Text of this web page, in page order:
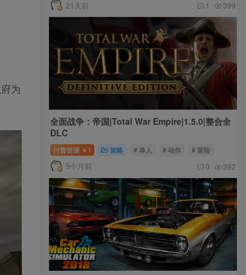
为
21天前 1 399
全面战争：帝国|Total War Empire|1.5.0|整合全
DLC
付费资源 ￥ 1 策略 # 单人 # 动作 # 冒险
9个月前 0 392